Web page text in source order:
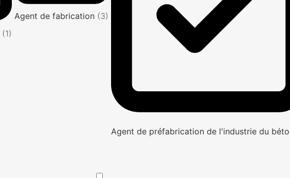
(1)
Agent de fabrication (3)
Agent de préfabrication de l'industrie du